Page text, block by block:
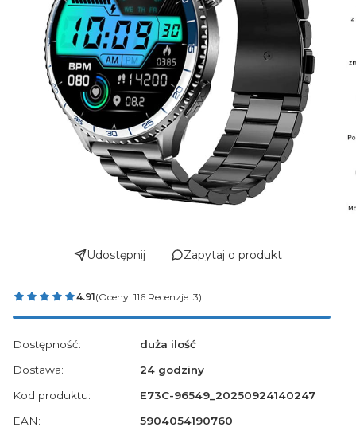
Udostępnij Zapytaj o produkt
4.91(Oceny: 116 Recenzje: 3)
Dostępność:
duża ilość
Dostawa:
24 godziny
Kod produktu:
E73C-96549_20250924140247
EAN:
5904054190760